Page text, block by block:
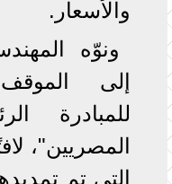
والأسعار.
ونوّه
إلى
للمبادرة
المصريين"،
التي تم